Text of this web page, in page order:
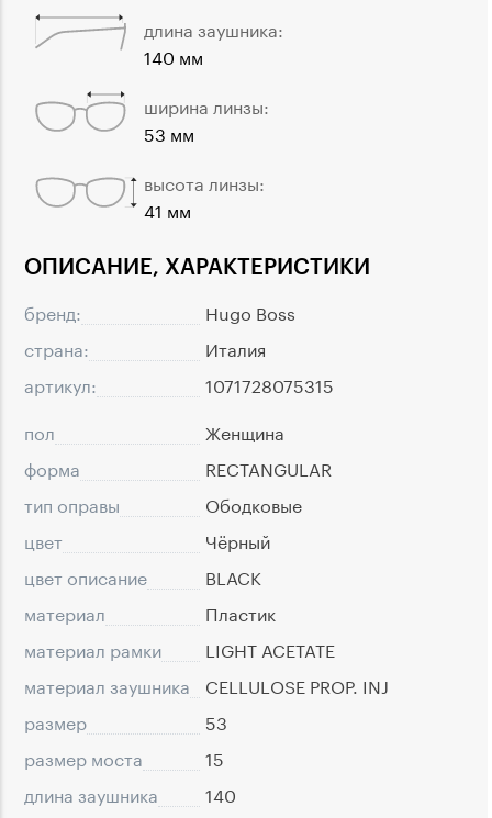
ОПИСАНИЕ, ХАРАКТЕРИСТИКИ
бренд:
Hugo Boss
страна:
Италия
артикул:
1071728075315
пол
Женщина
форма
RECTANGULAR
тип оправы
Ободковые
цвет
Чёрный
цвет описание
BLACK
материал
Пластик
материал рамки
LIGHT ACETATE
материал заушника
CELLULOSE PROP. INJ
размер
53
размер моста
15
длина заушника
140
длина заушника:
140 мм
ширина линзы:
53 мм
высота линзы:
41 мм